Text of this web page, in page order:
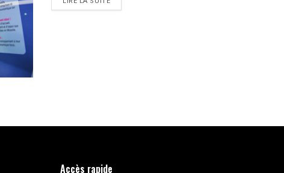
Accès rapide